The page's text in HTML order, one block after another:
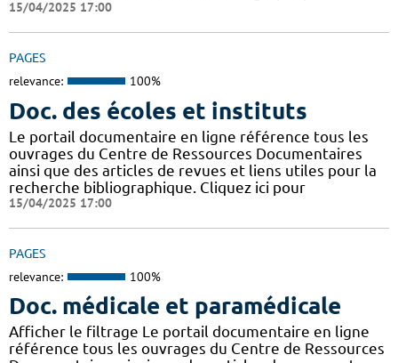
15/04/2025 17:00
PAGES
relevance: 100%
Doc. des écoles et instituts
Le portail documentaire en ligne référence tous les
ouvrages du Centre de Ressources Documentaires
ainsi que des articles de revues et liens utiles pour la
recherche bibliographique. Cliquez ici pour
15/04/2025 17:00
PAGES
relevance: 100%
Doc. médicale et paramédicale
Afficher le filtrage Le portail documentaire en ligne
référence tous les ouvrages du Centre de Ressources